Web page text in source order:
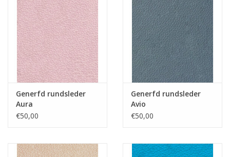
Generfd rundsleder
Aura
€50,00
Generfd rundsleder
Avio
€50,00